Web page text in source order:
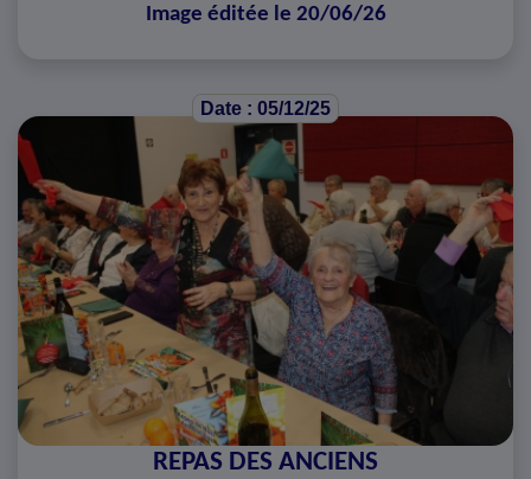
Image éditée le 20/06/26
Date : 05/12/25
REPAS DES ANCIENS